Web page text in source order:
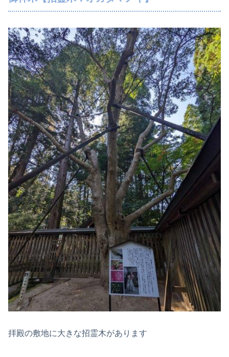
拝殿の敷地に大きな招霊木があります